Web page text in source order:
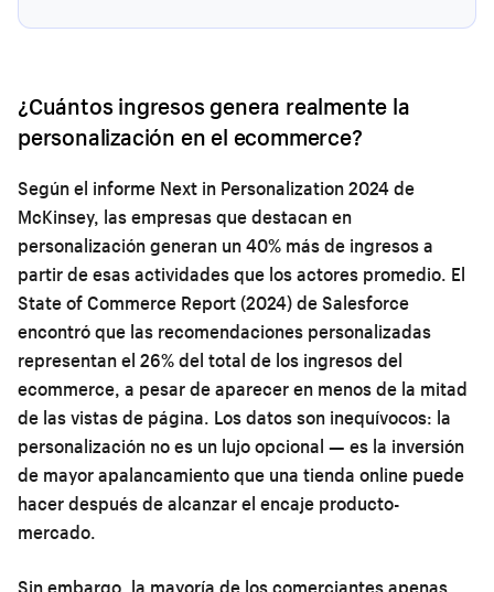
¿Cuántos ingresos genera realmente la
personalización en el ecommerce?
Según el informe Next in Personalization 2024 de
McKinsey, las empresas que destacan en
personalización generan un 40% más de ingresos a
partir de esas actividades que los actores promedio. El
State of Commerce Report (2024) de Salesforce
encontró que las recomendaciones personalizadas
representan el 26% del total de los ingresos del
ecommerce, a pesar de aparecer en menos de la mitad
de las vistas de página. Los datos son inequívocos: la
personalización no es un lujo opcional — es la inversión
de mayor apalancamiento que una tienda online puede
hacer después de alcanzar el encaje producto-
mercado.
Sin embargo, la mayoría de los comerciantes apenas